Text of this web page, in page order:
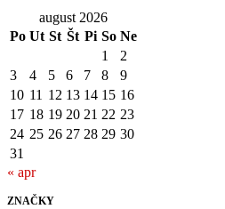
august 2026
Po Ut St Št Pi So Ne
1
2
3
4 5 6 7 8
9
10 11 12 13 14 15 16
17 18 19 20 21 22 23
24 25 26 27 28 29 30
31
« apr
ZNAČKY